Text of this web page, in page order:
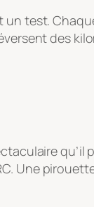
un test.
des
qu’il
Une